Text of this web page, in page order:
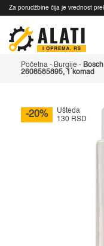
Za porudžbine čija je vrednost
Početna - Burgije -
2608585895, 1 komad
-20%
Ušteda
130 RSD